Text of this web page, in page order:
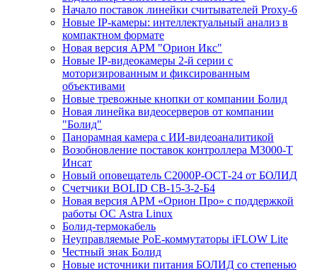
Начало поставок линейки считывателей Proxy-6
Новые IP-камеры: интеллектуальный анализ в
компактном формате
Новая версия АРМ "Орион Икс"
Новые IP-видеокамеры 2-й серии с
моторизированным и фиксированным
объективами
Новые тревожные кнопки от компании Болид
Новая линейка видеосерверов от компании
"Болид"
Панорамная камера с ИИ-видеоаналитикой
Возобновление поставок контроллера М3000-Т
Инсат
Новый оповещатель С2000Р-ОСТ-24 от БОЛИД
Счетчики BOLID СВ-15-3-2-Б4
Новая версия АРМ «Орион Про» с поддержкой
работы ОС Astra Linux
Болид-термокабель
Неуправляемые PoE-коммутаторы iFLOW Lite
Честный знак Болид
Новые источники питания БОЛИД со степенью